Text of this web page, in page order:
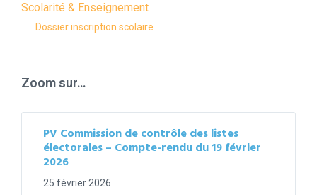
Scolarité & Enseignement
Dossier inscription scolaire
Zoom sur…
PV Commission de contrôle des listes
électorales – Compte-rendu du 19 février
2026
25 février 2026